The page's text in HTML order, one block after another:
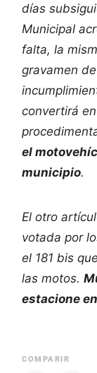
días
Municipal
falta, la
gravamen
convertirá
el
municipio.
El otro
votada por
el 181 bis
las motos.
estacione
COMPARIR